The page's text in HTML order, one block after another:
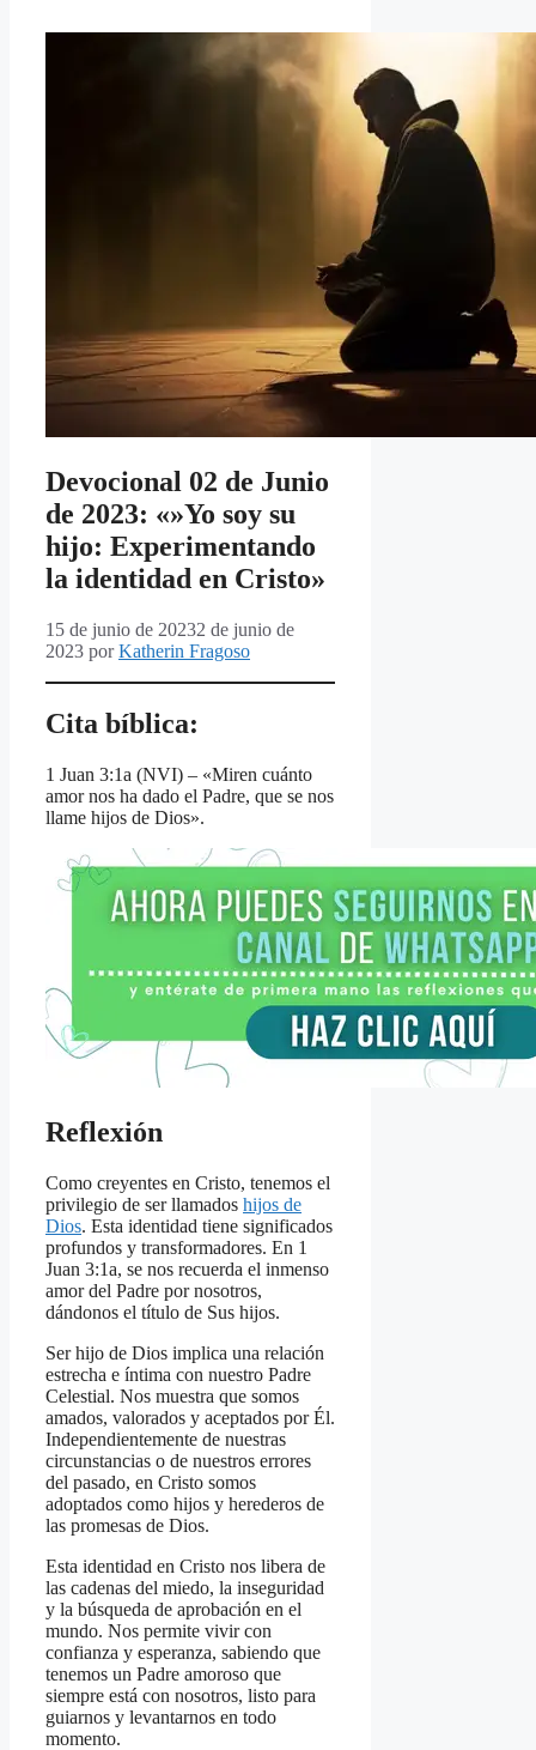
Devocional 02 de Junio
de 2023: «»Yo soy su
hijo: Experimentando
la identidad en Cristo»
15 de junio de 20232 de junio de
2023 porKatherin Fragoso
Cita bíblica:
1 Juan 3:1a (NVI) – «Miren cuánto
amor nos ha dado el Padre, que se nos
llame hijos de Dios».
Reflexión
Como creyentes en Cristo, tenemos el
privilegio de ser llamados hijos de
Dios. Esta identidad tiene significados
profundos y transformadores. En 1
Juan 3:1a, se nos recuerda el inmenso
amor del Padre por nosotros,
dándonos el título de Sus hijos.
Ser hijo de Dios implica una relación
estrecha e íntima con nuestro Padre
Celestial. Nos muestra que somos
amados, valorados y aceptados por Él.
Independientemente de nuestras
circunstancias o de nuestros errores
del pasado, en Cristo somos
adoptados como hijos y herederos de
las promesas de Dios.
Esta identidad en Cristo nos libera de
las cadenas del miedo, la inseguridad
y la búsqueda de aprobación en el
mundo. Nos permite vivir con
confianza y esperanza, sabiendo que
tenemos un Padre amoroso que
siempre está con nosotros, listo para
guiarnos y levantarnos en todo
momento.